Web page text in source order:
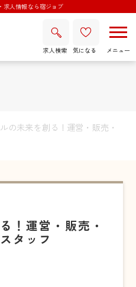
求人情報なら宿ジョブ
求人検索 気になる
の未来を創る！運営・販売・
！運営・販売・
タッフ